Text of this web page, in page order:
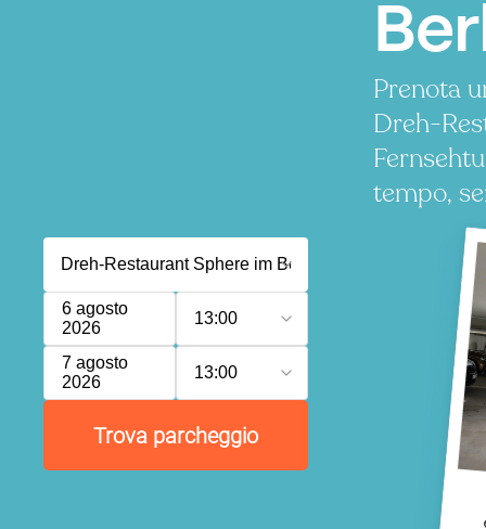
Prenota
Dreh-
tempo,
6 agosto
2026
13:00
7 agosto
2026
13:00
Trova parcheggio